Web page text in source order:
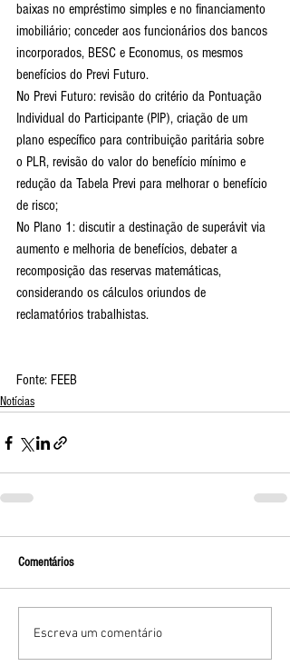
baixas no empréstimo simples e no financiamento
imobiliário; conceder aos funcionários dos bancos
incorporados, BESC e Economus, os mesmos
benefícios do Previ Futuro.
No Previ Futuro: revisão do critério da Pontuação
Individual do Participante (PIP), criação de um
plano específico para contribuição paritária sobre
o PLR, revisão do valor do benefício mínimo e
redução da Tabela Previ para melhorar o benefício
de risco;
No Plano 1: discutir a destinação de superávit via
aumento e melhoria de benefícios, debater a
recomposição das reservas matemáticas,
considerando os cálculos oriundos de
reclamatórios trabalhistas.
Fonte: FEEB
Notícias
Comentários
Escreva um comentário